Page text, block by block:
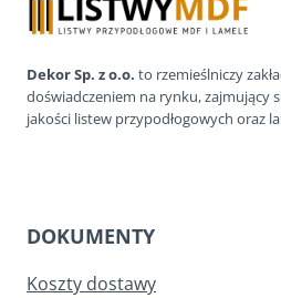
Dekor Sp. z o.o. to rzemieślniczy
doświadczeniem na rynku, zajmujący
jakości listew przypodłogowych oraz
DOKUMENTY
Koszty dostawy